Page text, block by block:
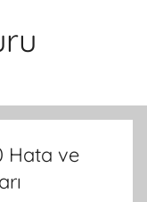
Hata ve